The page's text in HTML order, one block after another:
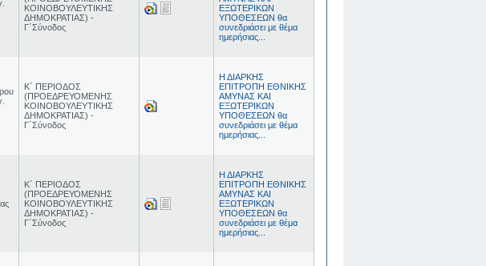
ΚΟΙΝΟΒΟΥΛΕΥΤΙΚΗΣ
ΔΗΜΟΚΡΑΤΙΑΣ) -
Γ΄Σύνοδος
ΕΞΩΤΕΡΙΚΩΝ
ΥΠΟΘΕΣΕΩΝ θα
συνεδριάσει με θέμα
ημερήσιας...
Κ΄ ΠΕΡΙΟΔΟΣ
(ΠΡΟΕΔΡΕΥΟΜΕΝΗΣ
ΚΟΙΝΟΒΟΥΛΕΥΤΙΚΗΣ
ΔΗΜΟΚΡΑΤΙΑΣ) -
Γ΄Σύνοδος
Η ΔΙΑΡΚΗΣ
ΕΠΙΤΡΟΠΗ ΕΘΝΙΚΗΣ
ΑΜΥΝΑΣ ΚΑΙ
ΕΞΩΤΕΡΙΚΩΝ
ΥΠΟΘΕΣΕΩΝ θα
συνεδριάσει με θέμα
ημερήσιας...
Κ΄ ΠΕΡΙΟΔΟΣ
(ΠΡΟΕΔΡΕΥΟΜΕΝΗΣ
ΚΟΙΝΟΒΟΥΛΕΥΤΙΚΗΣ
ΔΗΜΟΚΡΑΤΙΑΣ) -
Γ΄Σύνοδος
Η ΔΙΑΡΚΗΣ
ΕΠΙΤΡΟΠΗ ΕΘΝΙΚΗΣ
ΑΜΥΝΑΣ ΚΑΙ
ΕΞΩΤΕΡΙΚΩΝ
ΥΠΟΘΕΣΕΩΝ θα
συνεδριάσει με θέμα
ημερήσιας...